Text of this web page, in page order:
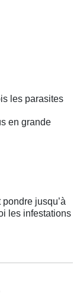
les parasites
en grande
pondre jusqu’à
les infestations